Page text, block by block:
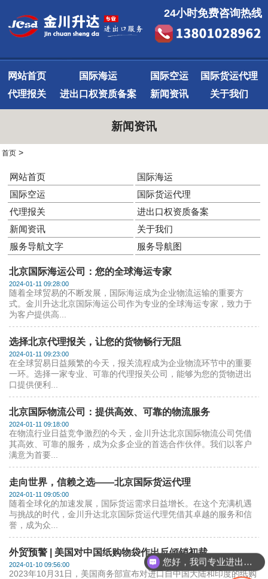
24小时免费咨询热线
网站首页 国际海运 国际空运
国际货运代理
代理报关
进出口权资质备案 新闻资讯 关于我们
新闻资讯
首页 >
网站首页
国际海运
国际空运
国际货运代理
代理报关
进出口权资质备案
新闻资讯
关于我们
服务导航文字
服务导航图
北京国际海运公司：您的全球海运专家
2024-01-11 09:28:00
随着全球贸易的不断发展，国际海运成为企业物流运输的重要方
式。金川升达北京国际海运公司作为专业的全球海运专家，致力于
为客户提供高...
选择北京代理报关，让您的货物畅行无阻
2024-01-11 09:23:00
在全球贸易日益频繁的今天，报关流程成为企业物流环节中的重要
一环。选择一家专业、可靠的代理报关公司，能够为您的货物进出
口提供便利...
北京国际物流公司：提供高效、可靠的物流服务
2024-01-11 09:18:00
在物流行业日益竞争激烈的今天，金川升达北京国际物流公司凭借
其高效、可靠的服务，成为众多企业的首选合作伙伴。我们以客户
满意为首要...
走向世界，信赖之选——北京国际货运代理
2024-01-11 09:05:00
随着全球化的加速发展，国际货运需求日益增长。在这个充满机遇
与挑战的时代，金川升达北京国际货运代理凭借其卓越的服务和信
誉，成为众...
外贸预警 | 美国对中国纸购物袋作出反倾销初裁
2024-01-10 09:56:00
2023年10月31日，美国商务部宣布对进口自中国大陆和印度的纸购
您好，我司专业进出口报关，国际运输，仓储配送